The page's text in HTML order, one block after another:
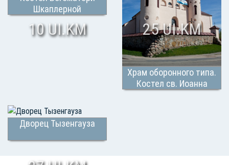
Шкаплерной
10 UI.KM
Храм оборонного типа.
Костел св. Иоанна
25 UI.KM
Дворец Тызенгауза